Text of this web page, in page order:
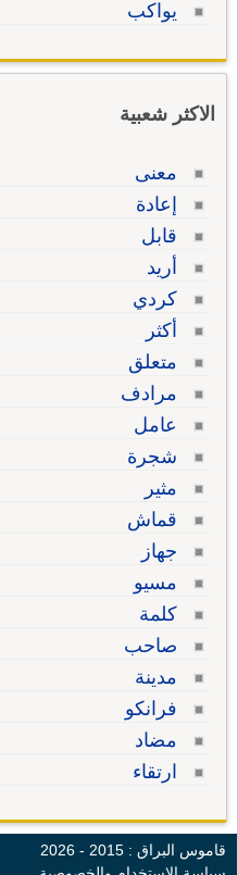
يواكب
الاكثر شعبية
معنى
إعادة
قابل
أريد
كردي
أكثر
متعلق
مرادف
عامل
شجرة
مثير
قماش
جهاز
مسيو
كلمة
صاحب
مدينة
فرانكو
مضاد
ارتقاء
قاموس البراق : 2015 - 2026